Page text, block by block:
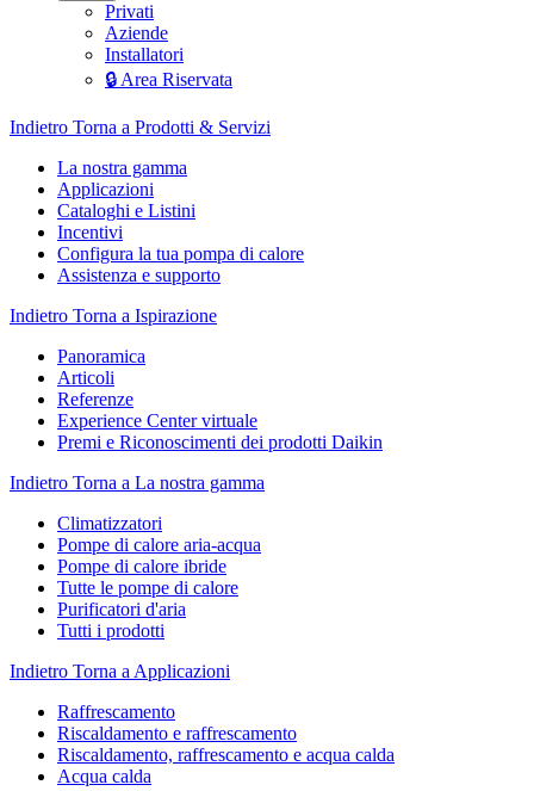
Privati
Aziende
Installatori
🔒 Area Riservata
Indietro Torna a Prodotti & Servizi
La nostra gamma
Applicazioni
Cataloghi e Listini
Incentivi
Configura la tua pompa di calore
Assistenza e supporto
Indietro Torna a Ispirazione
Panoramica
Articoli
Referenze
Experience Center virtuale
Premi e Riconoscimenti dei prodotti Daikin
Indietro Torna a La nostra gamma
Climatizzatori
Pompe di calore aria-acqua
Pompe di calore ibride
Tutte le pompe di calore
Purificatori d'aria
Tutti i prodotti
Indietro Torna a Applicazioni
Raffrescamento
Riscaldamento e raffrescamento
Riscaldamento, raffrescamento e acqua calda
Acqua calda